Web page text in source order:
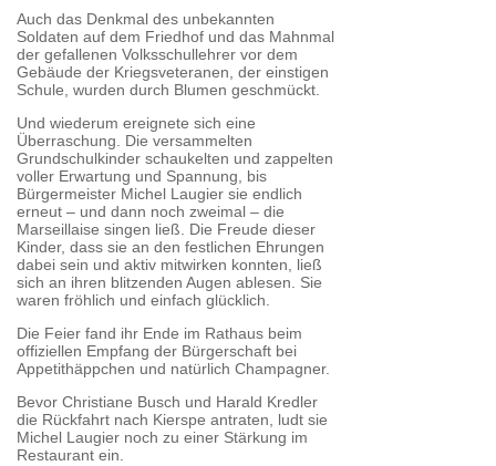
Auch das Denkmal des unbekannten
Soldaten auf dem Friedhof und das Mahnmal
der gefallenen Volksschullehrer vor dem
Gebäude der Kriegsveteranen, der einstigen
Schule, wurden durch Blumen geschmückt.
Und wiederum ereignete sich eine
Überraschung. Die versammelten
Grundschulkinder schaukelten und zappelten
voller Erwartung und Spannung, bis
Bürgermeister Michel Laugier sie endlich
erneut – und dann noch zweimal – die
Marseillaise singen ließ. Die Freude dieser
Kinder, dass sie an den festlichen Ehrungen
dabei sein und aktiv mitwirken konnten, ließ
sich an ihren blitzenden Augen ablesen. Sie
waren fröhlich und einfach glücklich.
Die Feier fand ihr Ende im Rathaus beim
offiziellen Empfang der Bürgerschaft bei
Appetithäppchen und natürlich Champagner.
Bevor Christiane Busch und Harald Kredler
die Rückfahrt nach Kierspe antraten, ludt sie
Michel Laugier noch zu einer Stärkung im
Restaurant ein.